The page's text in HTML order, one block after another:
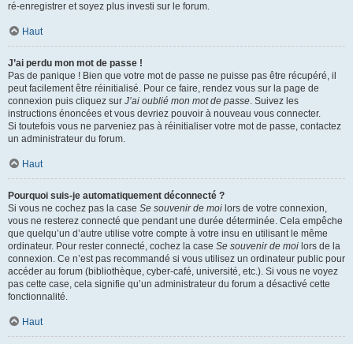
ré-enregistrer et soyez plus investi sur le forum.
Haut
J’ai perdu mon mot de passe !
Pas de panique ! Bien que votre mot de passe ne puisse pas être récupéré, il
peut facilement être réinitialisé. Pour ce faire, rendez vous sur la page de
connexion puis cliquez sur J’ai oublié mon mot de passe. Suivez les
instructions énoncées et vous devriez pouvoir à nouveau vous connecter.
Si toutefois vous ne parveniez pas à réinitialiser votre mot de passe, contactez
un administrateur du forum.
Haut
Pourquoi suis-je automatiquement déconnecté ?
Si vous ne cochez pas la case Se souvenir de moi lors de votre connexion,
vous ne resterez connecté que pendant une durée déterminée. Cela empêche
que quelqu’un d’autre utilise votre compte à votre insu en utilisant le même
ordinateur. Pour rester connecté, cochez la case Se souvenir de moi lors de la
connexion. Ce n’est pas recommandé si vous utilisez un ordinateur public pour
accéder au forum (bibliothèque, cyber-café, université, etc.). Si vous ne voyez
pas cette case, cela signifie qu’un administrateur du forum a désactivé cette
fonctionnalité.
Haut